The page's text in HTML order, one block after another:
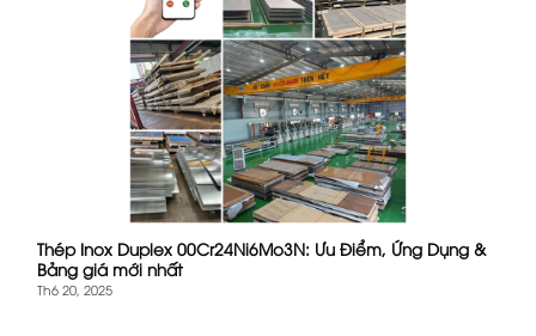
Thép Inox Duplex 00Cr24Ni6Mo3N: Ưu Điểm, Ứng Dụng &
Bảng giá mới nhất
Th6 20, 2025